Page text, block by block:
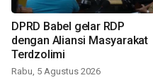
DPRD Babel gelar RDP
dengan Aliansi Masyarakat
Terdzolimi
Rabu, 5 Agustus 2026